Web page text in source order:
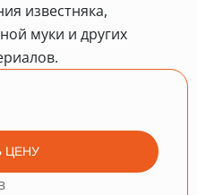
известняка,
муки и других
ЦЕНУ